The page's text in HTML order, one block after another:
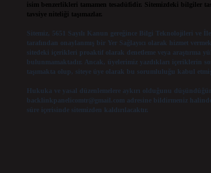
isim benzerlikleri tamamen tesadüfidir. Sitemizdeki bilgiler
tavsiye niteliği taşımazlar.
Sitemiz, 5651 Sayılı Kanun gereğince Bilgi Teknolojileri ve
tarafından onaylanmış bir Yer Sağlayıcı olarak hizmet
sitedeki içerikleri proaktif olarak denetleme veya araştırma
bulunmamaktadır. Ancak, üyelerimiz yazdıkları içeriklerin
taşımakta olup, siteye üye olarak bu sorumluluğu kabul etmiş
Hukuka ve yasal düzenlemelere aykırı olduğunu
backlinkpanelicomtr@gmail.comadresine bildirmeniz
süre içerisinde sitemizden kaldırılacaktır.